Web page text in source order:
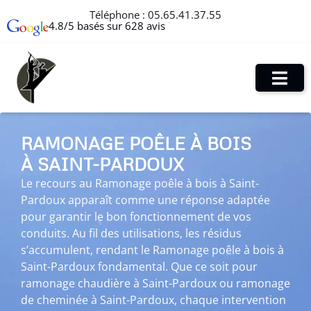
Téléphone : 05.65.41.37.55
4.8/5 basés sur 628 avis
RAMONAGE POÊLE À BOIS
À SAINT-PARDOUX
Le recours au Ramonage poêle à bois à Saint-
Pardoux apparaît comme une réponse adaptée
pour garantir le bon fonctionnement de vos
conduits. Au fil des utilisations, les résidus
s’accumulent, rendant le Ramonage poêle à bois à
Saint-Pardoux fondamental. Que ce soit pour
ramonage chaudière à Saint-Pardoux ou ramonage
de cheminée à Saint-Pardoux, chaque intervention